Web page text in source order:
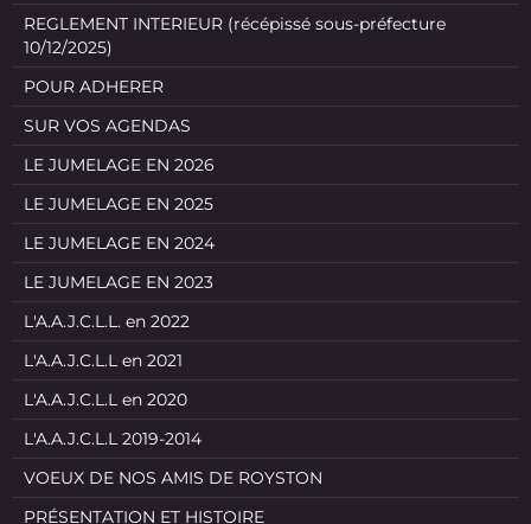
REGLEMENT INTERIEUR (récépissé sous-préfecture
10/12/2025)
POUR ADHERER
SUR VOS AGENDAS
LE JUMELAGE EN 2026
LE JUMELAGE EN 2025
LE JUMELAGE EN 2024
LE JUMELAGE EN 2023
L'A.A.J.C.L.L. en 2022
L'A.A.J.C.L.L en 2021
L'A.A.J.C.L.L en 2020
L'A.A.J.C.L.L 2019-2014
VOEUX DE NOS AMIS DE ROYSTON
PRÉSENTATION ET HISTOIRE